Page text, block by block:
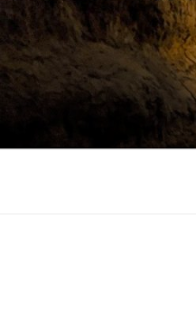
Zum
Inhalt
springen